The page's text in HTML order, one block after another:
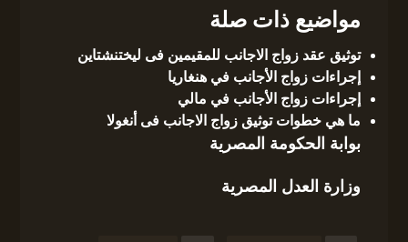
مواضيع ذات صلة
توثيق عقد زواج الاجانب للمقيمين فى ليختنشتاين
إجراءات زواج الأجانب في هنغاريا
إجراءات زواج الأجانب في مالي
ما هي خطوات توثيق زواج الاجانب فى أنغولا
بوابة الحكومة المصرية
وزارة العدل المصرية